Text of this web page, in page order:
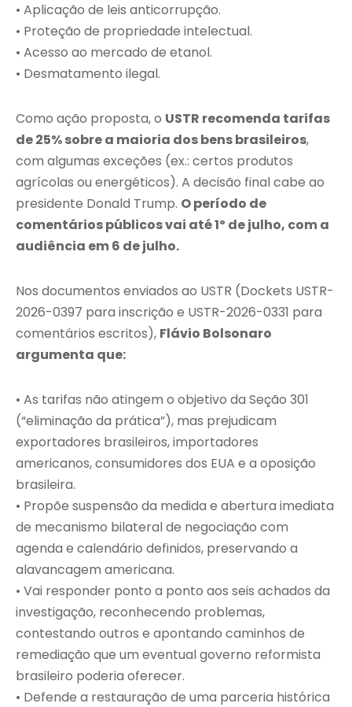
• Aplicação de leis anticorrupção.
• Proteção de propriedade intelectual.
• Acesso ao mercado de etanol.
• Desmatamento ilegal.
Como ação proposta, o USTR recomenda tarifas
de 25% sobre a maioria dos bens brasileiros,
com algumas exceções (ex.: certos produtos
agrícolas ou energéticos). A decisão final cabe ao
presidente Donald Trump. O período de
comentários públicos vai até 1º de julho, com a
audiência em 6 de julho.
Nos documentos enviados ao USTR (Dockets USTR-
2026-0397 para inscrição e USTR-2026-0331 para
comentários escritos), Flávio Bolsonaro
argumenta que:
• As tarifas não atingem o objetivo da Seção 301
(“eliminação da prática”), mas prejudicam
exportadores brasileiros, importadores
americanos, consumidores dos EUA e a oposição
brasileira.
• Propõe suspensão da medida e abertura imediata
de mecanismo bilateral de negociação com
agenda e calendário definidos, preservando a
alavancagem americana.
• Vai responder ponto a ponto aos seis achados da
investigação, reconhecendo problemas,
contestando outros e apontando caminhos de
remediação que um eventual governo reformista
brasileiro poderia oferecer.
• Defende a restauração de uma parceria histórica